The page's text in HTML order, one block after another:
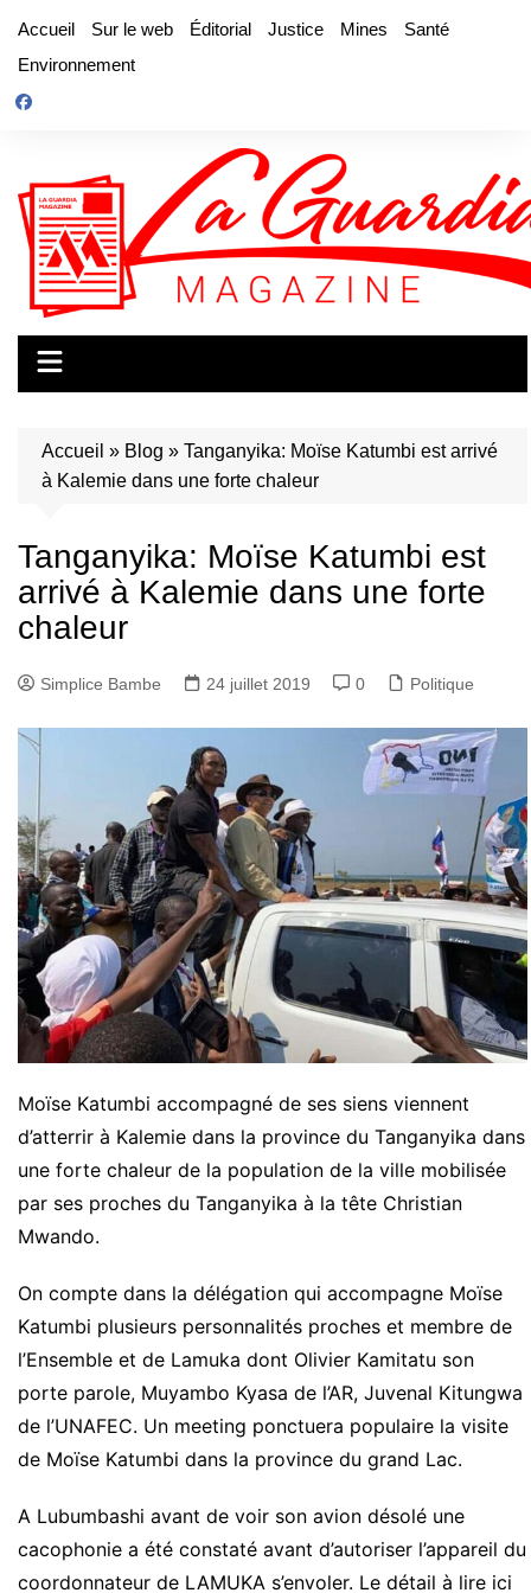
contenu
Accueil Sur le web Éditorial Justice Mines
Santé
Environnement
Accueil » Blog » Tanganyika: Moïse Katumbi est arrivé
à Kalemie dans une forte chaleur
Tanganyika: Moïse Katumbi est
arrivé à Kalemie dans une forte
chaleur
Simplice Bambe 24 juillet 2019 0 Politique
Moïse Katumbi accompagné de ses siens viennent
d’atterrir à Kalemie dans la province du Tanganyika dans
une forte chaleur de la population de la ville mobilisée
par ses proches du Tanganyika à la tête Christian
Mwando.
On compte dans la délégation qui accompagne Moïse
Katumbi plusieurs personnalités proches et membre de
l’Ensemble et de Lamuka dont Olivier Kamitatu son
porte parole, Muyambo Kyasa de l’AR, Juvenal Kitungwa
de l’UNAFEC. Un meeting ponctuera populaire la visite
de Moïse Katumbi dans la province du grand Lac.
A Lubumbashi avant de voir son avion désolé une
cacophonie a été constaté avant d’autoriser l’appareil du
coordonnateur de LAMUKA s’envoler. Le détail à lire ici